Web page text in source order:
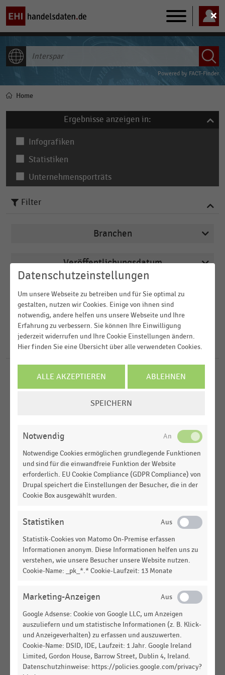
Main
navigation
Powered by FACT-Finder
Pfadnavigation
Home
Ergebnisse anzeigen in:
Infografiken
Statistiken
Unternehmensporträts
259Ergebnisse fürInterspar
INTERNATIONALER HANDEL STATISTIK
Anzahl der Mitarbeiter:innen der Spar Österreich
Verkaufsfläche der Spar Österreich (2015-2025)
INTERNATIONALER HANDEL|STATISTIK
Anzahl der Auszubildenden der Spar Österreich
(2015-2025)
Unternehmensbereichen (2017-2025)
LEBENSMITTELHANDEL |STATISTIK
Verkaufsfläche der Spar Österreich-Gruppe nach
Unternehmensbereichen (2015-2025)
Umsatz der Spar Österreich (2015-2025)
LEBENSMITTELHANDEL|STATISTIK
Anzahl der Verkaufsstellen der Spar Österreich-
Gruppe nach Unternehmensbereichen (2015-
2025)
Filter
Branchen
Arbeitsmarkt
Deutschsprachiger Einzelhandel
E-Commerce
E-Commerce und Versandhandel
MEHR ANZEIGEN
Veröffentlichungsdatum
2025
2024
2023
MEHR ANZEIGEN
Region
Deutschland
Österreich
Schweiz
Weltweit
FILTER ZURÜCKSETZEN
Datenschutzeinstellungen
Um unsere Webseite zu betreiben und für Sie optimal zu
gestalten, nutzen wir Cookies. Einige von ihnen sind
notwendig, andere helfen uns unsere Webseite und Ihre
Erfahrung zu verbessern. Sie können Ihre Einwilligung
jederzeit widerrufen und Ihre Cookie Einstellungen ändern.
Hier finden Sie eine Übersicht über alle verwendeten Cookies.
ALLE AKZEPTIEREN ABLEHNEN
SPEICHERN
Notwendig
Notwendige Cookies ermöglichen grundlegende Funktionen
und sind für die einwandfreie Funktion der Website
erforderlich. EU Cookie Compliance (GDPR Compliance) von
Drupal speichert die Einstellungen der Besucher, die in der
Cookie Box ausgewählt wurden.
Statistiken
Statistik-Cookies von Matomo On-Premise erfassen
Informationen anonym. Diese Informationen helfen uns zu
verstehen, wie unsere Besucher unsere Website nutzen.
Cookie-Name: _pk_*.* Cookie-Laufzeit: 13 Monate
Marketing-Anzeigen
Google Adsense: Cookie von Google LLC, um Anzeigen
auszuliefern und um statistische Informationen (z. B. Klick-
und Anzeigeverhalten) zu erfassen und auszuwerten.
Cookie-Name: DSID, IDE, Laufzeit: 1 Jahr. Google Ireland
Limited, Gordon House, Barrow Street, Dublin 4, Ireland.
Datenschutzhinweise: https://policies.google.com/privacy?